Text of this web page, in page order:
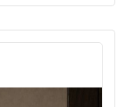
انتقل